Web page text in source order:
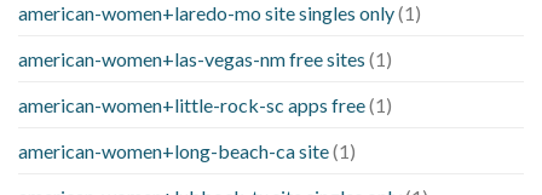
american-women+laredo-mo site singles only(1)
american-women+las-vegas-nm free sites (1)
american-women+little-rock-sc apps free(1)
american-women+long-beach-ca site(1)